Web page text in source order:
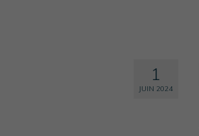
1
JUIN 2024